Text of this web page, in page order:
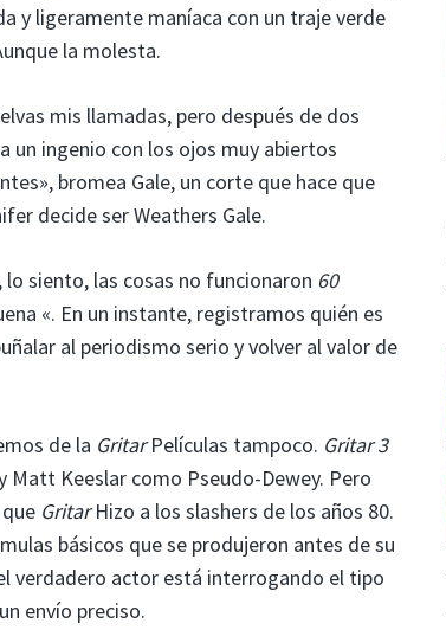
y ligeramente maníaca con un traje verde
la molesta.
mis llamadas, pero después de dos
un ingenio con los ojos muy abiertos
bromea Gale, un corte que hace que
decide ser Weathers Gale.
siento, las cosas no funcionaron 60
«. En un instante, registramos quién es
al periodismo serio y volver al valor de
de la GritarPelículas tampoco. Gritar 3
Keeslar como Pseudo-Dewey. Pero
GritarHizo a los slashers de los años 80.
básicos que se produjeron antes de su
verdadero actor está interrogando el tipo
envío preciso.